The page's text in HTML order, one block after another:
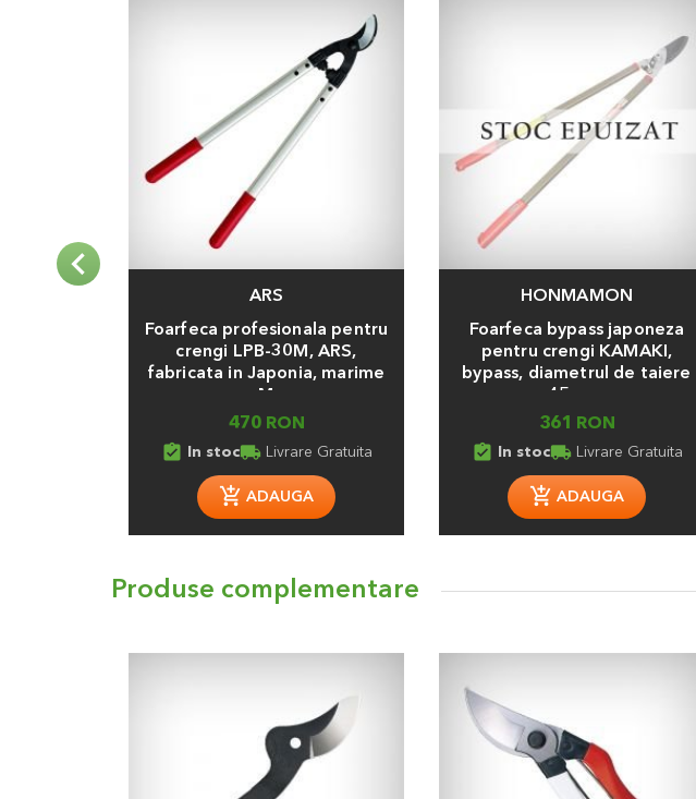
ARS
Foarfeca profesionala pentru
crengi LPB-30M, ARS,
fabricata in Japonia, marime
M
470 RON
assignment_turned_in In stoclocal_shipping Livrare Gratuita
ADAUGA
HONMAMON
Foarfeca bypass japoneza
pentru crengi KAMAKI,
bypass, diametrul de taiere
45 mm
361 RON
assignment_turned_in In stoclocal_shipping Livrare Gratuita
ADAUGA
Produse complementare